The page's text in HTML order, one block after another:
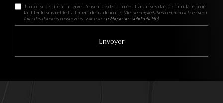
J'autorise ce site à conserver l'ensemble des données transmises dans ce formulaire pour
faciliter le suivi et le traitement de ma demande. (Aucune exploitation commerciale ne sera
faite des données conservées. Voir notrepolitique de confidentialité)